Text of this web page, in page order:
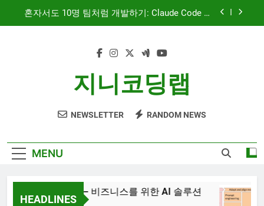
문서 중심 개발(DDD)과 TDD — AI 코딩 에이전트
시대의 새로운 흐름
보여주는 시대
혼자서도 10명 팀처럼 개발하기: Claude Code 서
문서 중심 개발(DDD)과 TDD — AI 코딩 에이전트
AI와 함께하는 CMS 이야기
지니코딩랩
NEWSLETTER RANDOM NEWS
MENU
HEADLINES
JiniAI – 비즈니스를 위한 AI 솔루션